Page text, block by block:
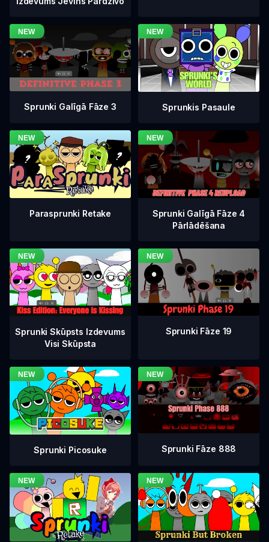
Sprunki Galīgā Fāze 3 Sprunkis Pasaule
Parasprunki Retake
Sprunki Galīgā Fāze 4
Pārlādēšana
Sprunki Skūpsts Izdevums
Visi Skūpsta
Sprunki Fāze 19
Sprunki Picosuke Sprunki Fāze 888